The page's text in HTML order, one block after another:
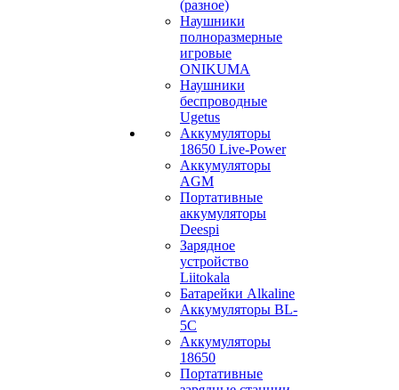
(разное)
Наушники
полноразмерные
игровые
ONIKUMA
Наушники
беспроводные
Ugetus
Аккумуляторы
18650 Live-Power
Аккумуляторы
АGM
Портативные
аккумуляторы
Deespi
Зарядное
устройство
Liitokala
Батарейки Alkaline
Аккумуляторы BL-
5C
Аккумуляторы
18650
Портативные